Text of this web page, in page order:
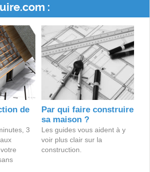
:
de
3
Par qui faire construire
sa maison ?
Les guides vous aident à y
voir plus clair sur la
construction.